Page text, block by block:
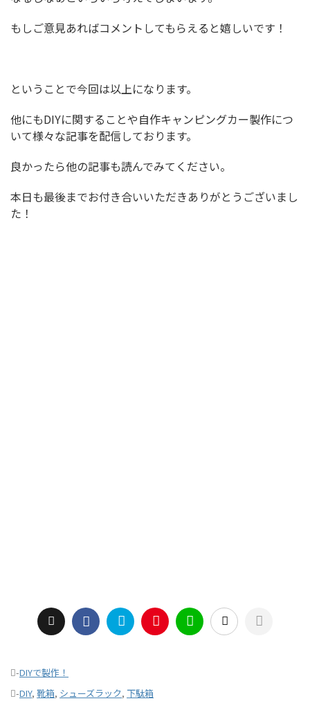
もしご意見あればコメントしてもらえると嬉しいです！
ということで今回は以上になります。
他にもDIYに関することや自作キャンピングカー製作につ
いて様々な記事を配信しております。
良かったら他の記事も読んでみてください。
本日も最後までお付き合いいただきありがとうございまし
た！
-DIYで製作！
-DIY, 靴箱, シューズラック, 下駄箱